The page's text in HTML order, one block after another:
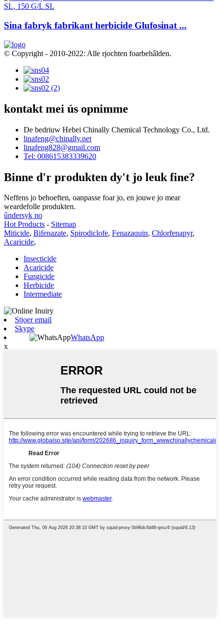
Sina fabryk fabrikant herbicide Glufosinat ...
© Copyright - 2010-2022: Alle rjochten foarbehâlden.
kontakt mei ús opnimme
De bedriuw Hebei Chinally Chemical Technology Co., Ltd.
linafeng@chinally.net
linafeng828@gmail.com
Tel: 008615383339620
Binne d'r produkten dy't jo leuk fine?
Neffens jo behoeften, oanpasse foar jo, en jouwe jo mear
weardefolle produkten.
ûndersyk no
Hot Products - Sitemap
Miticide, Bifenazate, Spirodiclofe, Fenazaquin, Chlorfenapyr,
Acaricide,
Insecticide
Acaricide
Fungicide
Herbicide
Intermediate
Stjoer email
Skype
WhatsApp
x